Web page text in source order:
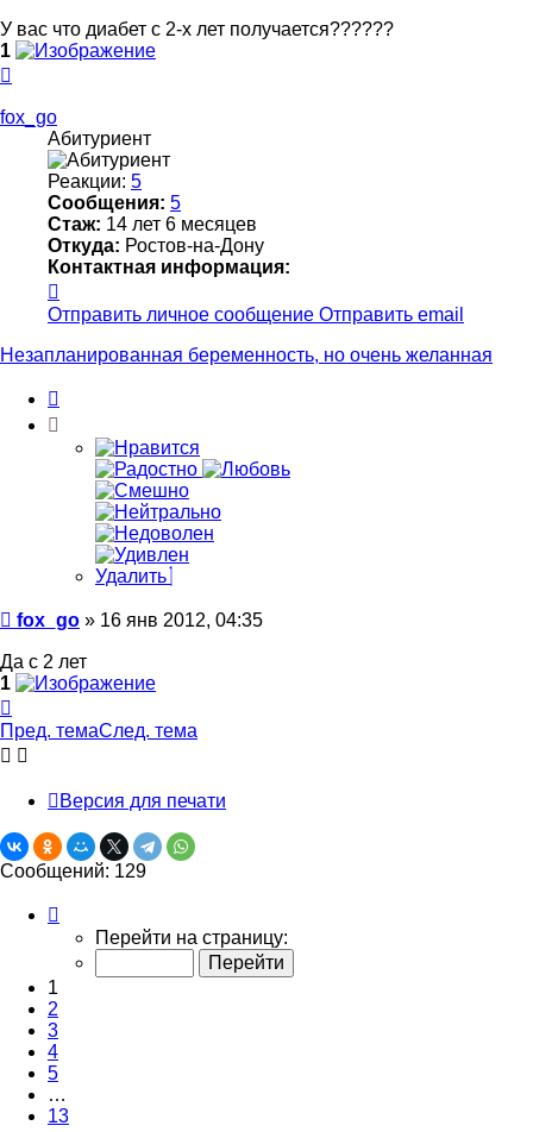
У вас что диабет с 2-х лет получается??????
1
началу
fox_go
Абитуриент
Реакции: 5
Сообщения: 5
Стаж: 14 лет 6 месяцев
Откуда: Ростов-на-Дону
Контактная информация:
информация
пользователя
fox_go
Отправить личное сообщение Отправить email
Незапланированная беременность, но очень желанная
Удалить
Сообщение
fox_go » 16 янв 2012, 04:35
Да с 2 лет
1
к
началу
Пред. темаСлед. тема
Версия для печати
Сообщений: 129
13
Перейти на страницу:
1
2
3
4
5
…
13